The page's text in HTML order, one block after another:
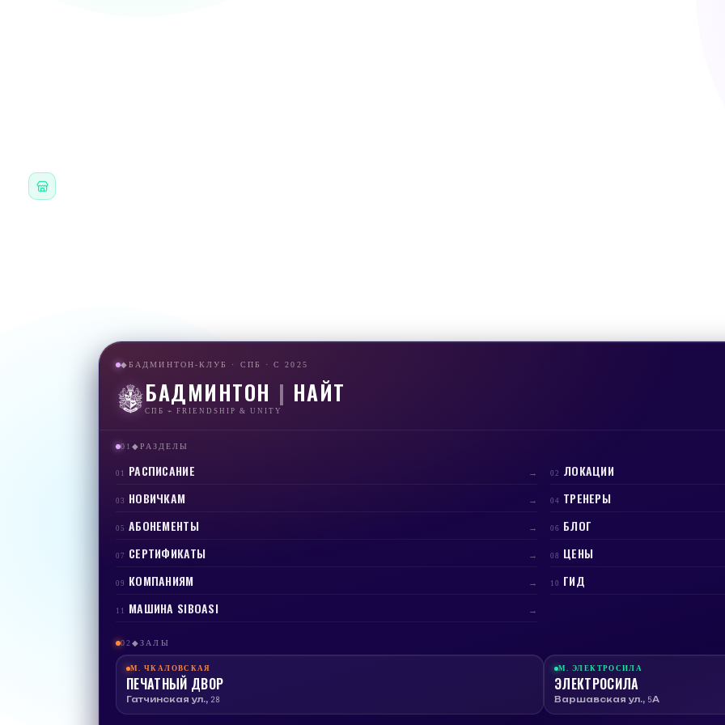
◆БАДМИНТОН-КЛУБ · СПБ · С 2025
БАДМИНТОН | НАЙТ
СПБ ⌁ FRIENDSHIP & UNITY
01◆РАЗДЕЛЫ
01 РАСПИСАНИЕ → 02 ЛОКАЦИИ
03 НОВИЧКАМ → 04 ТРЕНЕРЫ
05 АБОНЕМЕНТЫ → 06 БЛОГ
07 СЕРТИФИКАТЫ → 08 ЦЕНЫ
09 КОМПАНИЯМ → 10 ГИД
11 МАШИНА SIBOASI →
02◆ЗАЛЫ
М.ЧКАЛОВСКАЯ
ПЕЧАТНЫЙ ДВОР
Гатчинская ул., 28
М.ЭЛЕКТРОСИЛА
ЭЛЕКТРОСИЛА
Варшавская ул., 5А